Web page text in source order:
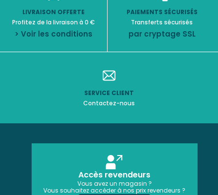
LIVRAISON OFFERTE
Profitez de la livraison à 0 €
> Voir les conditions
PAIEMENTS SÉCURISÉS
Transferts sécurisés
par cryptage SSL
SERVICE CLIENT
Contactez-nous
Accès revendeurs
Vous avez un magasin ?
Vous souhaitez accéder à nos prix revendeurs ?